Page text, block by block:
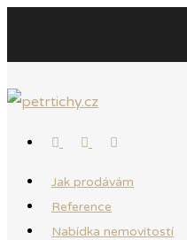
Jak prodávám
Reference
Nabídka nemovitostí